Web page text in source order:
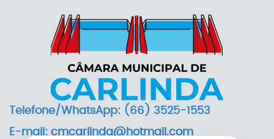
Telefone/WhatsApp: (66) 3525-1553
E-mail: cmcarlinda@hotmail.com